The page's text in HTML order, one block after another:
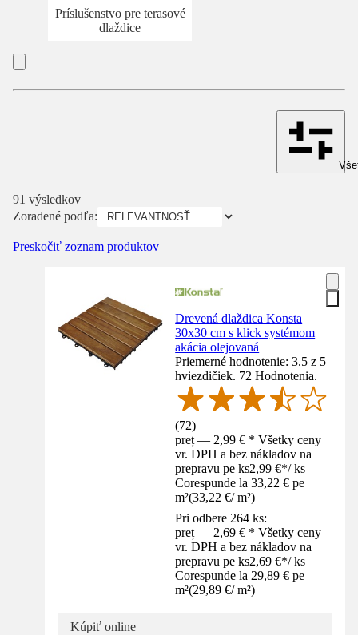
Príslušenstvo pre terasové
dlaždice
91 výsledkov
Zoradené podľa:
Preskočiť zoznam produktov
Drevená dlaždica Konsta
30x30 cm s klick systémom
akácia olejovaná
Priemerné hodnotenie: 3.5 z 5
hviezdičiek. 72 Hodnotenia.
(72)
preț — 2,99 € * Všetky ceny
vr. DPH a bez nákladov na
prepravu pe ks2,99 €*/ ks
Corespunde la 33,22 € pe
m²(33,22 €/ m²)
Pri odbere 264 ks:
preț — 2,69 € * Všetky ceny
vr. DPH a bez nákladov na
prepravu pe ks2,69 €*/ ks
Corespunde la 29,89 € pe
m²(29,89 €/ m²)
Kúpiť online